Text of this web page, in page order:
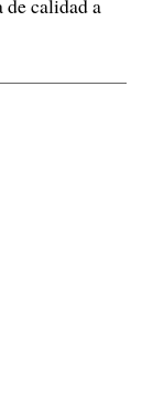
de calidad a